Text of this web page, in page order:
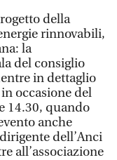
della
rinnovabili,
la
del consiglio
in dettaglio
occasione del
14.30, quando
anche
dell’Anci
all’associazione